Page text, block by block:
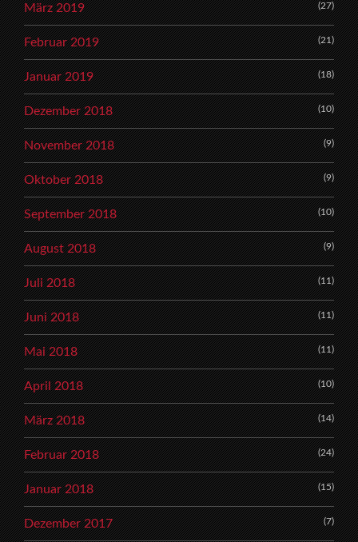
März 2019 (27)
Februar 2019 (21)
Januar 2019 (18)
Dezember 2018 (10)
November 2018 (9)
Oktober 2018 (9)
September 2018 (10)
August 2018 (9)
Juli 2018 (11)
Juni 2018 (11)
Mai 2018 (11)
April 2018 (10)
März 2018 (14)
Februar 2018 (24)
Januar 2018 (15)
Dezember 2017 (7)